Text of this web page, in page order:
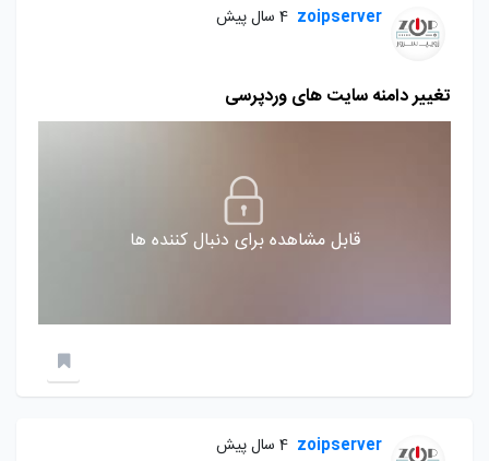
zoipserver 4 سال پیش
تغییر دامنه سایت های وردپرسی
قابل مشاهده برای دنبال کننده ها
zoipserver 4 سال پیش